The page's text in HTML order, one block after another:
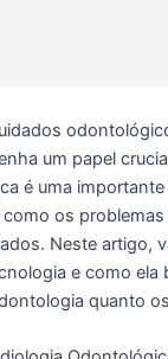
um papel
é uma
os
Neste artigo,
e como ela
quanto